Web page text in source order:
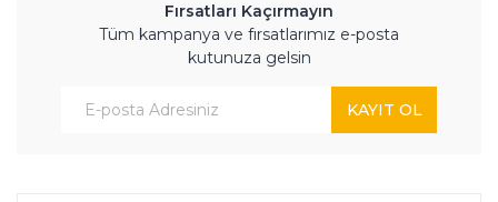
Fırsatları Kaçırmayın
Tüm kampanya ve fırsatlarımız e-posta
kutunuza gelsin
KAYIT OL